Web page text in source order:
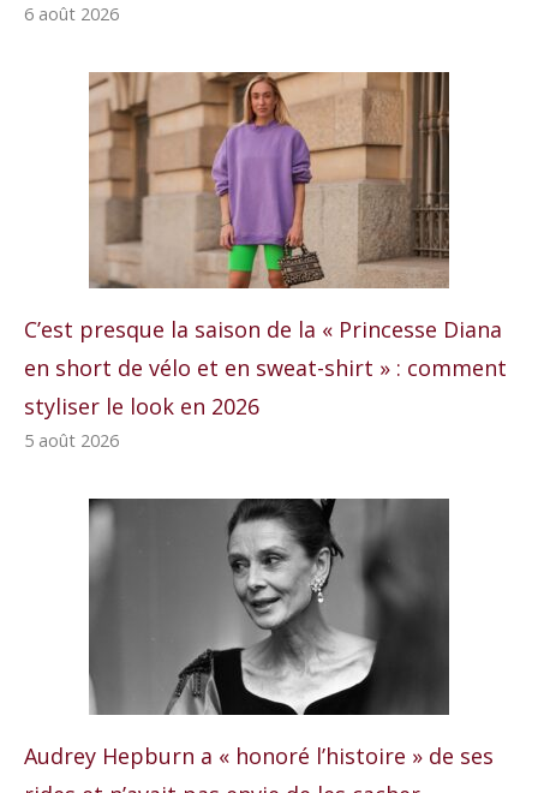
6 août 2026
C’est presque la saison de la « Princesse Diana
en short de vélo et en sweat-shirt » : comment
styliser le look en 2026
5 août 2026
Audrey Hepburn a « honoré l’histoire » de ses